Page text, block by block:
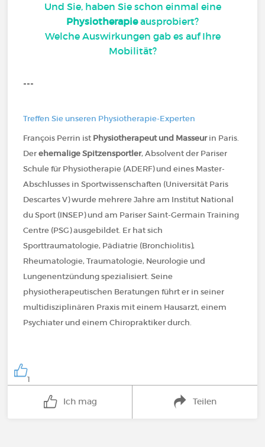
Und Sie, haben Sie schon einmal eine
Physiotherapieausprobiert?
Welche Auswirkungen gab es auf Ihre
Mobilität?
---
Treffen Sie unseren Physiotherapie-Experten
François Perrin ist Physiotherapeut und Masseurin Paris.
Derehemalige Spitzensportler, Absolvent der Pariser
Schule für Physiotherapie (ADERF) und eines Master-
Abschlusses in Sportwissenschaften (Universität Paris
Descartes V) wurde mehrere Jahre am Institut National
du Sport (INSEP) und am Pariser Saint-Germain Training
Centre (PSG) ausgebildet. Er hat sich
Sporttraumatologie, Pädiatrie (Bronchiolitis),
Rheumatologie, Traumatologie, Neurologie und
Lungenentzündung spezialisiert. Seine
physiotherapeutischen Beratungen führt er in seiner
multidisziplinären Praxis mit einem Hausarzt, einem
Psychiater und einem Chiropraktiker durch.
1
Ich mag Teilen